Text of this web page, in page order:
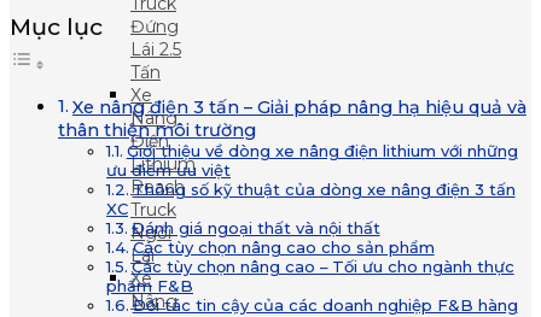
Đứng
Lái 2.5
Tấn
Xe
Nâng
Điện
Lithium
Reach
Truck
Ngồi
Lái
Xe
Nâng
Mục lục
Xe nâng điện 3 tấn – Giải pháp nâng hạ hiệu quả và
thân thiện môi trường
Giới thiệu về dòng xe nâng điện lithium với những
ưu điểm ưu việt
Thông số kỹ thuật của dòng xe nâng điện 3 tấn
XC
Đánh giá ngoại thất và nội thất
Các tùy chọn nâng cao cho sản phẩm
Các tùy chọn nâng cao – Tối ưu cho ngành thực
phẩm F&B
Đối tác tin cậy của các doanh nghiệp F&B hàng